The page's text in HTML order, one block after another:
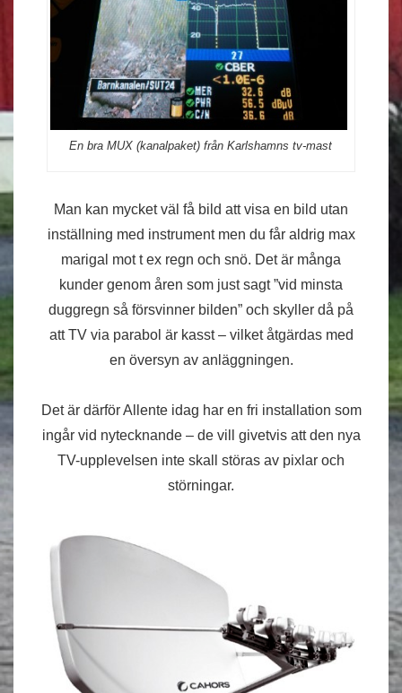
En bra MUX (kanalpaket) från Karlshamns tv-mast
Man kan mycket väl få bild att visa en bild utan
inställning med instrument men du får aldrig max
marigal mot t ex regn och snö. Det är många
kunder genom åren som just sagt ”vid minsta
duggregn så försvinner bilden” och skyller då på
att TV via parabol är kasst – vilket åtgärdas med
en översyn av anläggningen.
Det är därför Allente idag har en fri installation som
ingår vid nytecknande – de vill givetvis att den nya
TV-upplevelsen inte skall störas av pixlar och
störningar.